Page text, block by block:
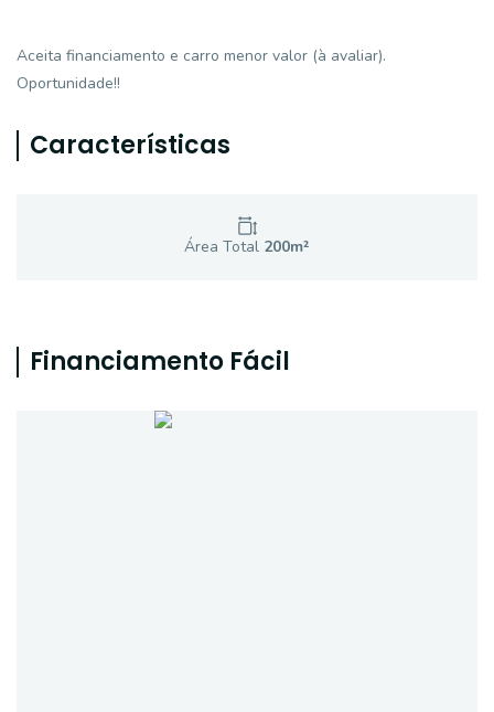
Aceita financiamento e carro menor valor (à avaliar).
Oportunidade!!
Características
Área Total 200m²
Financiamento Fácil